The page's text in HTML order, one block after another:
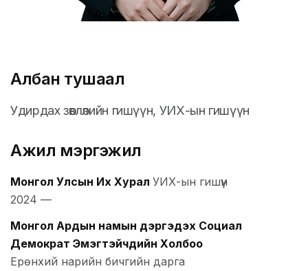
Албан тушаал
Удирдах зөвлөлийн гишүүн, УИХ-ын гишүүн
Ажил мэргэжил
Монгол Улсын Их Хурал УИХ-ын гишүүн
2024 —
Монгол Ардын намын дэргэдэх Социал
Демократ Эмэгтэйчүүдийн Холбоо
Ерөнхий нарийн бичгийн дарга